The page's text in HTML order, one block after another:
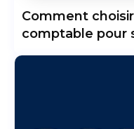
Comment
comptable pour